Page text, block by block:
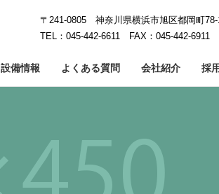
〒241-0805 神奈川県横浜市旭区都岡町78-
TEL：045-442-6611 FAX：045-442-6911
設備情報 よくある質問 会社紹介 採